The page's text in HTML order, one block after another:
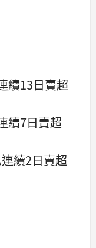
續13日賣超
續7日賣超
續2日賣超